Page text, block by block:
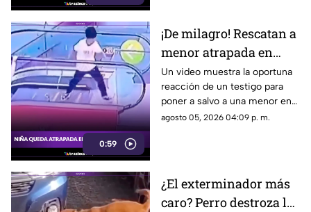
0:59
¡De milagro! Rescatan a
menor atrapada en
escalera eléctrica
|VIDEO|
Un video muestra la oportuna
reacción de un testigo para
poner a salvo a una menor en
una escalera eléctrica.
agosto 05, 2026 04:09 p. m.
¿El exterminador más
caro? Perro destroza la